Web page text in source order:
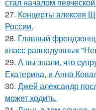
27. Концерты алексея
России.
28. Главный
класс равнодушных
29. А вы знали, что
Екатерина, и Анна
30. Джей александр
может ходить.